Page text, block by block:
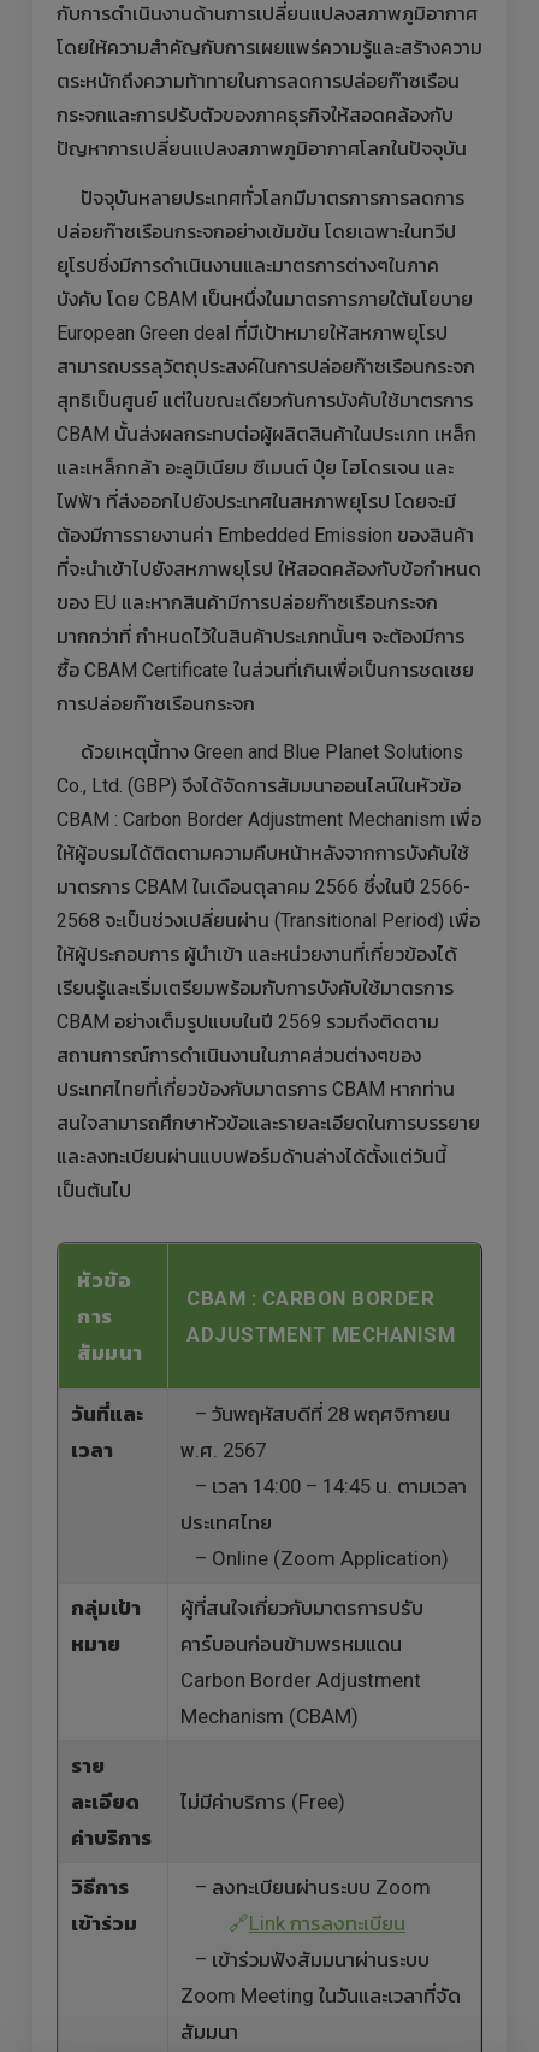
กับการดำเนินงานด้านการเปลี่ยนแปลงสภาพภูมิอากาศ
โดยให้ความสำคัญกับการเผยแพร่ความรู้และสร้างความ
ตระหนักถึงความท้าทายในการลดการปล่อยก๊าซเรือน
กระจกและการปรับตัวของภาคธุรกิจให้สอดคล้องกับ
ปัญหาการเปลี่ยนแปลงสภาพภูมิอากาศโลกในปัจจุบัน
ปัจจุบันหลายประเทศทั่วโลกมีมาตรการการลดการ
ปล่อยก๊าซเรือนกระจกอย่างเข้มข้น โดยเฉพาะในทวีป
ยุโรปซึ่งมีการดำเนินงานและมาตรการต่างๆในภาค
บังคับ โดย CBAM เป็นหนึ่งในมาตรการภายใต้นโยบาย
European Green deal ที่มีเป้าหมายให้สหภาพยุโรป
สามารถบรรลุวัตถุประสงค์ในการปล่อยก๊าซเรือนกระจก
สุทธิเป็นศูนย์ แต่ในขณะเดียวกันการบังคับใช้มาตรการ
CBAM นั้นส่งผลกระทบต่อผู้ผลิตสินค้าในประเภท เหล็ก
และเหล็กกล้า อะลูมิเนียม ซีเมนต์ ปุ๋ย ไฮโดรเจน และ
ไฟฟ้า ที่ส่งออกไปยังประเทศในสหภาพยุโรป โดยจะมี
ต้องมีการรายงานค่า Embedded Emission ของสินค้า
ที่จะนำเข้าไปยังสหภาพยุโรป ให้สอดคล้องกับข้อกำหนด
ของ EU และหากสินค้ามีการปล่อยก๊าซเรือนกระจก
มากกว่าที่ กำหนดไว้ในสินค้าประเภทนั้นๆ จะต้องมีการ
ซื้อ CBAM Certificate ในส่วนที่เกินเพื่อเป็นการชดเชย
การปล่อยก๊าซเรือนกระจก
ด้วยเหตุนี้ทาง Green and Blue Planet Solutions
Co., Ltd. (GBP) จึงได้จัดการสัมมนาออนไลน์ในหัวข้อ
CBAM : Carbon Border Adjustment Mechanism เพื่อ
ให้ผู้อบรมได้ติดตามความคืบหน้าหลังจากการบังคับใช้
มาตรการ CBAM ในเดือนตุลาคม 2566 ซึ่งในปี 2566-
2568 จะเป็นช่วงเปลี่ยนผ่าน (Transitional Period) เพื่อ
ให้ผู้ประกอบการ ผู้นำเข้า และหน่วยงานที่เกี่ยวข้องได้
เรียนรู้และเริ่มเตรียมพร้อมกับการบังคับใช้มาตรการ
CBAM อย่างเต็มรูปแบบในปี 2569 รวมถึงติดตาม
สถานการณ์การดำเนินงานในภาคส่วนต่างๆของ
ประเทศไทยที่เกี่ยวข้องกับมาตรการ CBAM หากท่าน
สนใจสามารถศึกษาหัวข้อและรายละเอียดในการบรรยาย
และลงทะเบียนผ่านแบบฟอร์มด้านล่างได้ตั้งแต่วันนี้
เป็นต้นไป
หัวข้อ
การ
สัมมนา
CBAM : CARBON BORDER
ADJUSTMENT MECHANISM
วันที่และ
เวลา
– วันพฤหัสบดีที่ 28 พฤศจิกายน
พ.ศ. 2567
– เวลา 14:00 – 14:45 น. ตามเวลา
ประเทศไทย
– Online (Zoom Application)
กลุ่มเป้า
หมาย
ผู้ที่สนใจเกี่ยวกับมาตรการปรับ
คาร์บอนก่อนข้ามพรหมแดน
Carbon Border Adjustment
Mechanism (CBAM)
ราย
ละเอียด
ค่าบริการ
ไม่มีค่าบริการ (Free)
วิธีการ
เข้าร่วม
– ลงทะเบียนผ่านระบบ Zoom
🔗Link การลงทะเบียน
– เข้าร่วมฟังสัมมนาผ่านระบบ
Zoom Meeting ในวันและเวลาที่จัด
สัมมนา